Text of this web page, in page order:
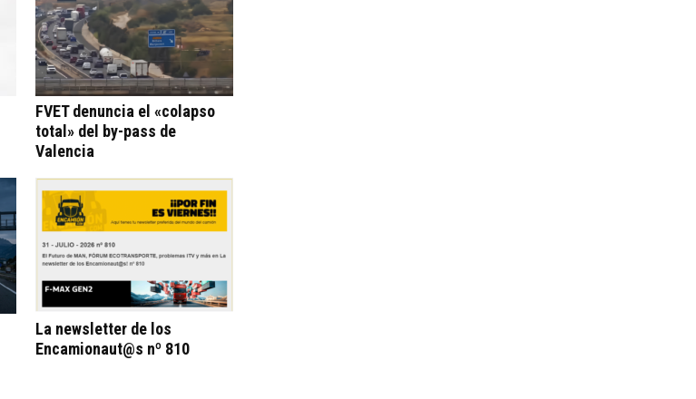
FVET denuncia el «colapso
total» del by-pass de
Valencia
La newsletter de los
Encamionaut@s nº 810